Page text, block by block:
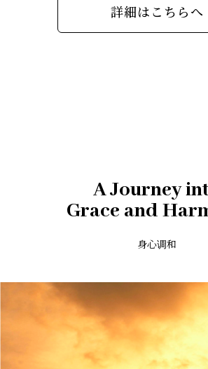
詳細はこちらへ
A Journey
Grace and
身心调和